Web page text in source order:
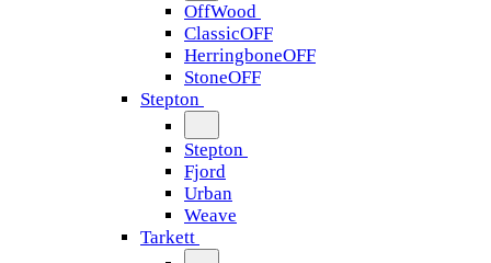
OffWood
ClassicOFF
HerringboneOFF
StoneOFF
Stepton
Stepton
Fjord
Urban
Weave
Tarkett